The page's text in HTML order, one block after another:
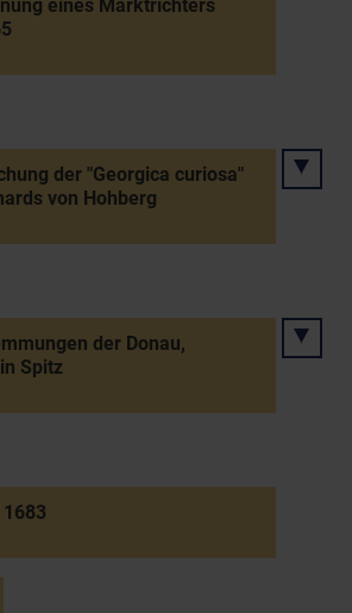
eines Marktrichters
der "Georgica curiosa"
von Hohberg
der Donau,
Spitz